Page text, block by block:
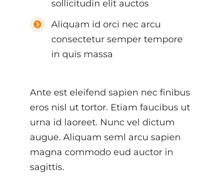
sollicitudin elit auctos
Aliquam id orci nec arcu
consectetur semper tempore
in quis massa
Ante est eleifend sapien nec finibus
eros nisl ut tortor. Etiam faucibus ut
urna id laoreet. Nunc vel dictum
augue. Aliquam seml arcu sapien
magna commodo eud auctor in
sagittis.